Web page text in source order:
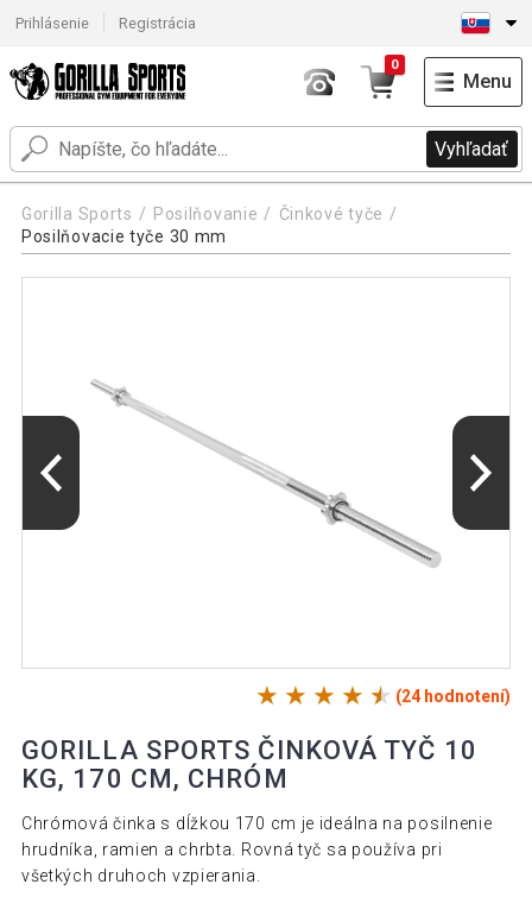
Prihlásenie Registrácia
Vyhľadať
0
Menu
Gorilla Sports Posilňovanie
Činkové tyče
Posilňovacie tyče 30 mm
(24 hodnotení)
GORILLA SPORTS ČINKOVÁ TYČ 10
KG, 170 CM, CHRÓM
Chrómová činka s dĺžkou 170 cm je ideálna na posilnenie
hrudníka, ramien a chrbta. Rovná tyč sa používa pri
všetkých druhoch vzpierania.